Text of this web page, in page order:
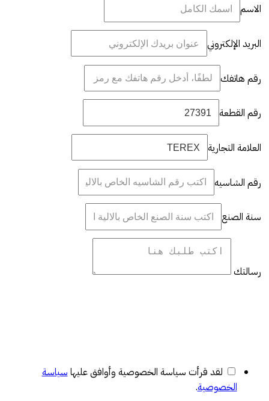
الاسم
البريد الإلكتروني
رقم هاتفك
رقم القطعة
العلامة التجارية
رقم الشاسيه
سنة الصنع
رسالتك
لقد قرأت سياسة الخصوصية وأوافق عليها سياسة
الخصوصية.